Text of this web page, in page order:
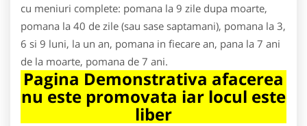
cu meniuri complete: pomana la 9 zile dupa moarte,
pomana la 40 de zile (sau sase saptamani), pomana la 3,
6 si 9 luni, la un an, pomana in fiecare an, pana la 7 ani
de la moarte, pomana de 7 ani.
Pagina Demonstrativa afacerea
nu este promovata iar locul este
liber